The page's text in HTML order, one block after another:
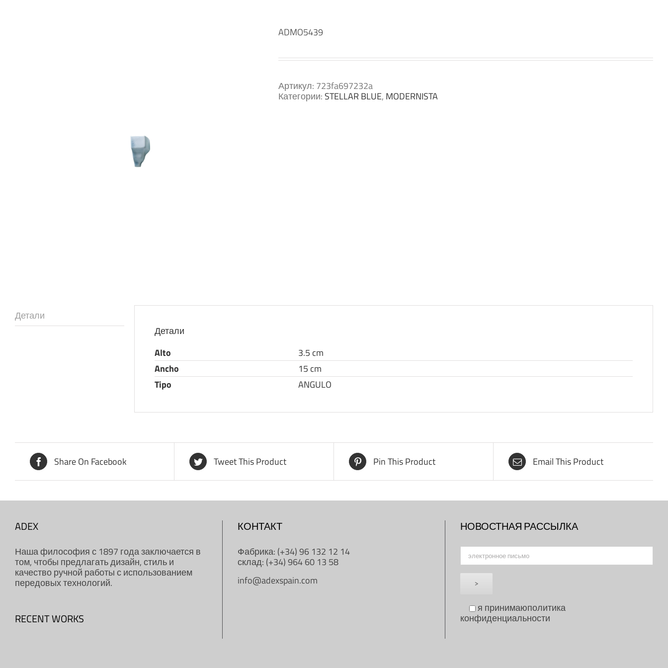
ADMO5439
Артикул: 723fa697232a
Категории: STELLAR BLUE, MODERNISTA
Детали
Детали
Alto
3.5 cm
Ancho
15 cm
Tipo
ANGULO
Share On Facebook Tweet This Product Pin This Product Email This Product
ADEX
Наша философия с 1897 года заключается в
том, чтобы предлагать дизайн, стиль и
качество ручной работы с использованием
передовых технологий.
RECENT WORKS
КОНТАКТ
Фабрика: (+34) 96 132 12 14
склад: (+34) 964 60 13 58
info@adexspain.com
НОВОСТНАЯ РАССЫЛКА
я принимаюполитика
конфиденциальности